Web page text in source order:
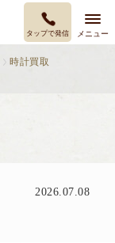
タップで発信 メニュー
時計買取
2026.07.08